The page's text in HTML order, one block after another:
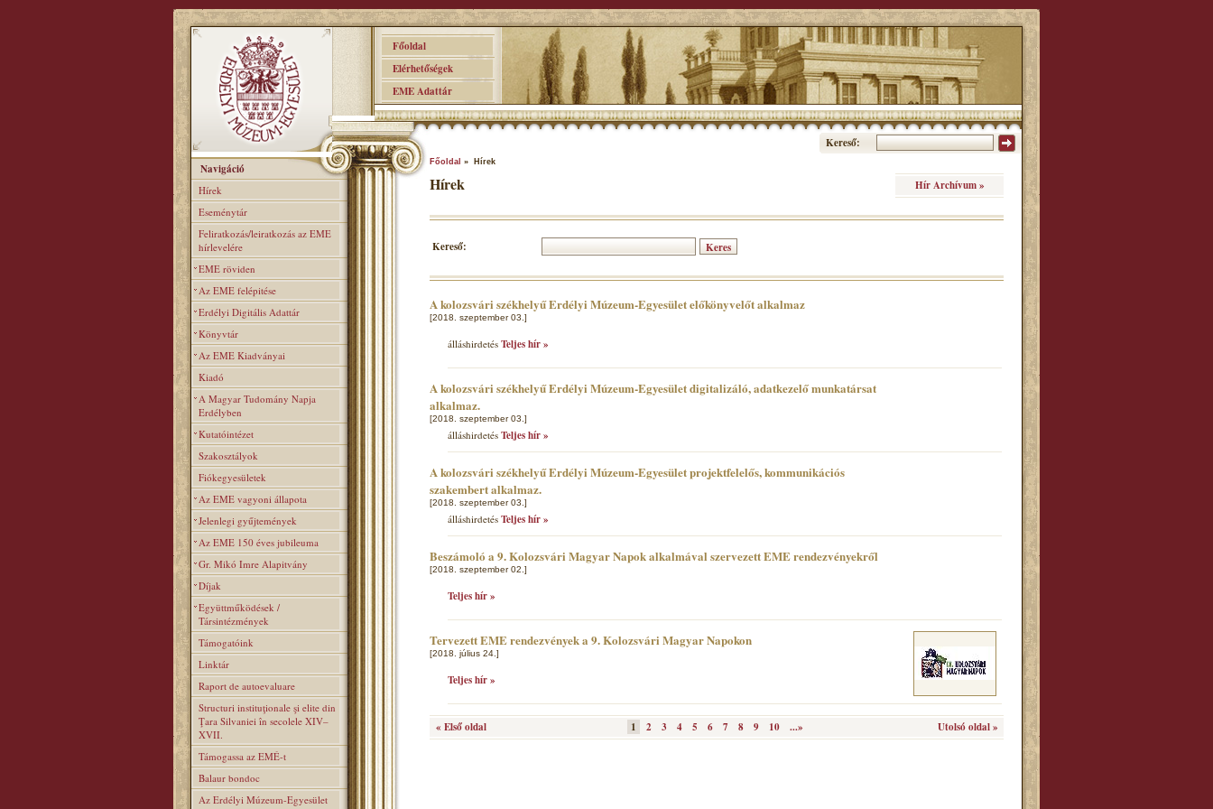
Főoldal
Elérhetőségek
EME Adattár
Kereső:
Navigáció
Hírek
Eseménytár
Feliratkozás/leiratkozás az EME
hírlevelére
EME röviden
Az EME felépitése
Erdélyi Digitális Adattár
Könyvtár
Az EME Kiadványai
Kiadó
A Magyar Tudomány Napja
Erdélyben
Kutatóintézet
Szakosztályok
Fiókegyesületek
Az EME vagyoni állapota
Jelenlegi gyűjtemények
Az EME 150 éves jubileuma
Gr. Mikó Imre Alapitvány
Díjak
Együttműködések /
Társintézmények
Támogatóink
Linktár
Raport de autoevaluare
Structuri instituţionale şi elite din
Ţara Silvaniei în secolele XIV–
XVII.
Támogassa az EMÉ-t
Balaur bondoc
Az Erdélyi Múzeum-Egyesület
Főoldal » Hírek
Hírek Hír Archívum »
Kereső:
A kolozsvári székhelyű Erdélyi Múzeum-Egyesület előkönyvelőt alkalmaz
[2018. szeptember 03.]
álláshirdetés Teljes hír »
A kolozsvári székhelyű Erdélyi Múzeum-Egyesület digitalizáló, adatkezelő munkatársat
alkalmaz.
[2018. szeptember 03.]
álláshirdetés Teljes hír »
A kolozsvári székhelyű Erdélyi Múzeum-Egyesület projektfelelős, kommunikációs
szakembert alkalmaz.
[2018. szeptember 03.]
álláshirdetés Teljes hír »
Beszámoló a 9. Kolozsvári Magyar Napok alkalmával szervezett EME rendezvényekről
[2018. szeptember 02.]
Teljes hír »
Tervezett EME rendezvények a 9. Kolozsvári Magyar Napokon
[2018. július 24.]
Teljes hír »
« Első oldal 1 2 3 4 5 6 7 8 9 10 ...» Utolsó oldal »